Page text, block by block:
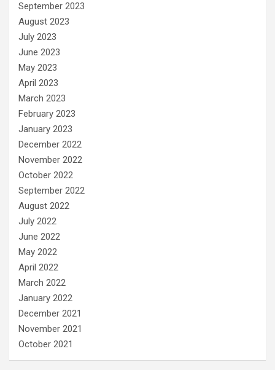
September 2023
August 2023
July 2023
June 2023
May 2023
April 2023
March 2023
February 2023
January 2023
December 2022
November 2022
October 2022
September 2022
August 2022
July 2022
June 2022
May 2022
April 2022
March 2022
January 2022
December 2021
November 2021
October 2021